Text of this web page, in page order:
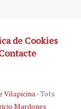
de Cookies
Vilapicina- Tots
Mardones